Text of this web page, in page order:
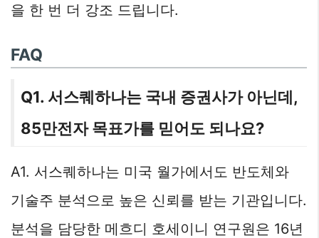
을 한 번 더 강조 드립니다.
FAQ
Q1. 서스퀘하나는 국내 증권사가 아닌데,
85만전자 목표가를 믿어도 되나요?
A1. 서스퀘하나는 미국 월가에서도 반도체와
기술주 분석으로 높은 신뢰를 받는 기관입니다.
분석을 담당한 메흐디 호세이니 연구원은 16년